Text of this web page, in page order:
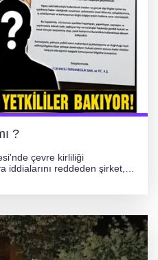
?
çevre kirliliği
iddialarını reddeden şirket,